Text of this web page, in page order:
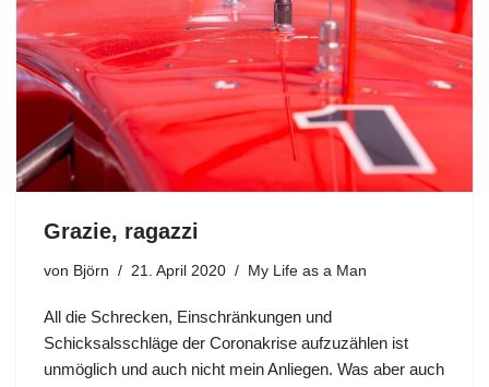
Grazie, ragazzi
von Björn 21. April 2020 My Life as a Man
All die Schrecken, Einschränkungen und
Schicksalsschläge der Coronakrise aufzuzählen ist
unmöglich und auch nicht mein Anliegen. Was aber auch